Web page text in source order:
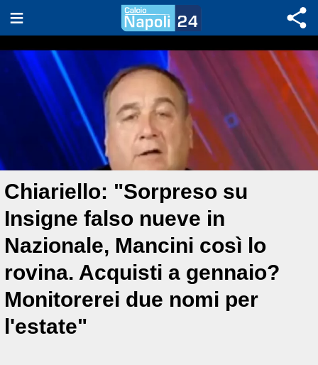
Chiariello: "Sorpreso su
Insigne falso nueve in
Nazionale, Mancini così lo
rovina. Acquisti a gennaio?
Monitorerei due nomi per
l'estate"